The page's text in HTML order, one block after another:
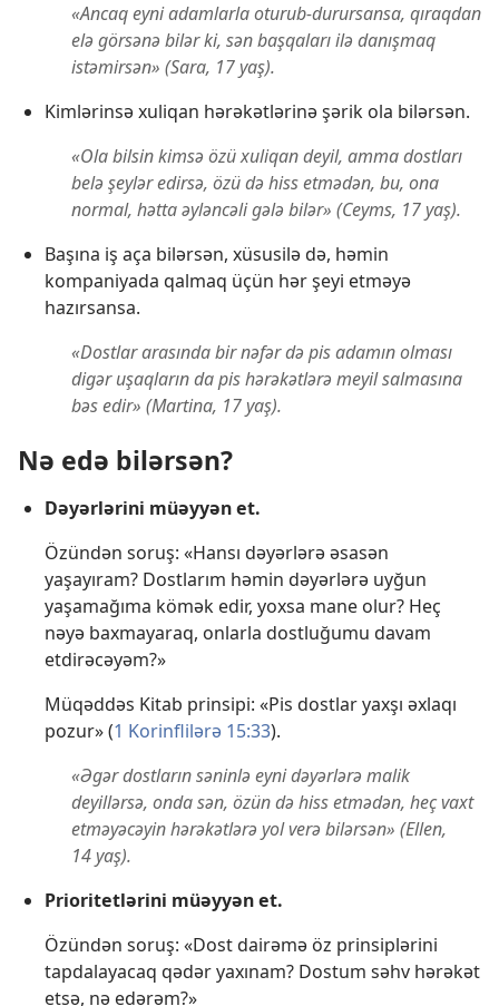
«Ancaq eyni adamlarla oturub-durursansa, qıraqdan
elə görsənə bilər ki, sən başqaları ilə danışmaq
istəmirsən» (Sara, 17 yaş).
Kimlərinsə xuliqan hərəkətlərinə şərik ola bilərsən.
«Ola bilsin kimsə özü xuliqan deyil, amma dostları
belə şeylər edirsə, özü də hiss etmədən, bu, ona
normal, hətta əyləncəli gələ bilər» (Ceyms, 17 yaş).
Başına iş aça bilərsən, xüsusilə də, həmin
kompaniyada qalmaq üçün hər şeyi etməyə
hazırsansa.
«Dostlar arasında bir nəfər də pis adamın olması
digər uşaqların da pis hərəkətlərə meyil salmasına
bəs edir» (Martina, 17 yaş).
Nə edə bilərsən?
Dəyərlərini müəyyən et.
Özündən soruş: «Hansı dəyərlərə əsasən
yaşayıram? Dostlarım həmin dəyərlərə uyğun
yaşamağıma kömək edir, yoxsa mane olur? Heç
nəyə baxmayaraq, onlarla dostluğumu davam
etdirəcəyəm?»
Müqəddəs Kitab prinsipi: «Pis dostlar yaxşı əxlaqı
pozur» (1 Korinflilərə 15:33).
«Əgər dostların səninlə eyni dəyərlərə malik
deyillərsə, onda sən, özün də hiss etmədən, heç vaxt
etməyəcəyin hərəkətlərə yol verə bilərsən» (Ellen,
14 yaş).
Prioritetlərini müəyyən et.
Özündən soruş: «Dost dairəmə öz prinsiplərini
tapdalayacaq qədər yaxınam? Dostum səhv hərəkət
etsə, nə edərəm?»